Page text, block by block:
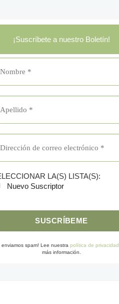
¡Suscríbete a nuestro Boletín!
LA(S) LISTA(S):
Nuevo Suscriptor
enviamos spam! Lee nuestra política de privacidad
más información.